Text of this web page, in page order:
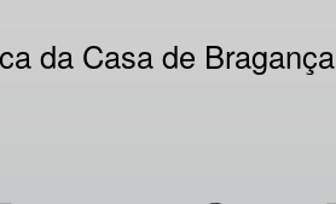
da Casa de Bragança